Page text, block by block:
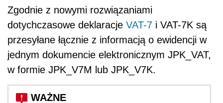
Zgodnie z nowymi rozwiązaniami
dotychczasowe deklaracje VAT-7 i VAT-7K są
przesyłane łącznie z informacją o ewidencji w
jednym dokumencie elektronicznym JPK_VAT,
w formie JPK_V7M lub JPK_V7K.